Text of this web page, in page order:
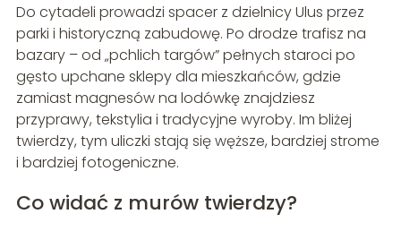
Do cytadeli prowadzi spacer z dzielnicy Ulus przez
parki i historyczną zabudowę. Po drodze trafisz na
bazary – od „pchlich targów” pełnych staroci po
gęsto upchane sklepy dla mieszkańców, gdzie
zamiast magnesów na lodówkę znajdziesz
przyprawy, tekstylia i tradycyjne wyroby. Im bliżej
twierdzy, tym uliczki stają się węższe, bardziej strome
i bardziej fotogeniczne.
Co widać z murów twierdzy?